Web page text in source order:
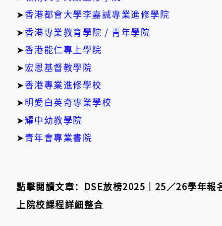
➤ 香港都會大學李嘉誠專業進修學院
➤ 香港專業教育學院 / 青年學院
➤ 香港能仁專上學院
➤ 宏恩基督教學院
➤ 香港專業進修學校
➤ 明愛白英奇專業學校
➤耀中幼教學院
➤ 青年會專業書院
點擊閱讀文章：
DSE放榜2025｜25／26學年報
上院校課程詳細整合